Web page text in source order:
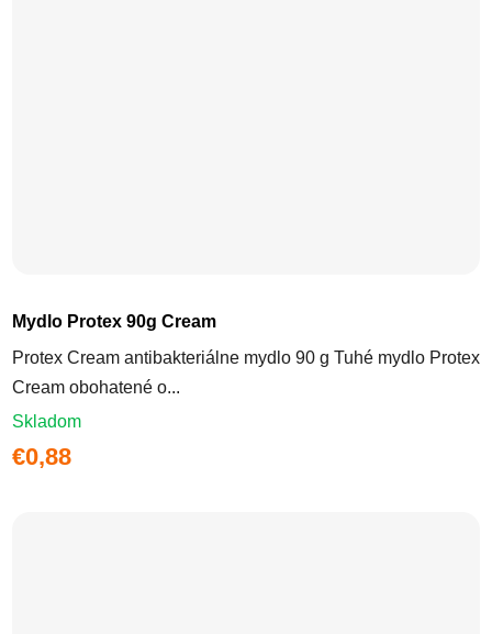
Mydlo Protex 90g Cream
Protex Cream antibakteriálne mydlo 90 g Tuhé mydlo Protex
Cream obohatené o...
Skladom
€0,88